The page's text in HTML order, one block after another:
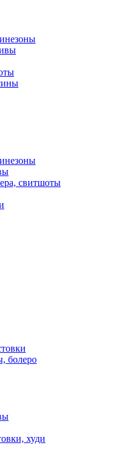
свитшоты
болеро
худи